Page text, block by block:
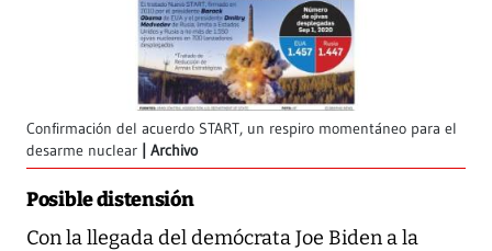
Confirmación del acuerdo START, un respiro momentáneo para el
desarme nuclear
Archivo
Posible distensión
Con la llegada del demócrata Joe Biden a la